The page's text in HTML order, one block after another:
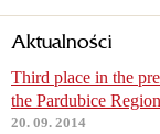
Aktualności
Third place in the
the Pardubice
20. 09. 2014